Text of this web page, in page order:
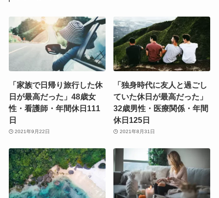
「家族で日帰り旅行した休
日が最高だった」48歳女
性・看護師・年間休日111
日
2021年9月22日
「独身時代に友人と過ごし
ていた休日が最高だった」
32歳男性・医療関係・年間
休日125日
2021年8月31日